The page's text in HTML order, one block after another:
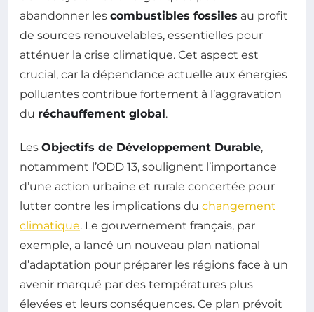
abandonner les combustibles fossiles au profit
de sources renouvelables, essentielles pour
atténuer la crise climatique. Cet aspect est
crucial, car la dépendance actuelle aux énergies
polluantes contribue fortement à l’aggravation
du réchauffement global.
Les Objectifs de Développement Durable,
notamment l’ODD 13, soulignent l’importance
d’une action urbaine et rurale concertée pour
lutter contre les implications du changement
climatique. Le gouvernement français, par
exemple, a lancé un nouveau plan national
d’adaptation pour préparer les régions face à un
avenir marqué par des températures plus
élevées et leurs conséquences. Ce plan prévoit